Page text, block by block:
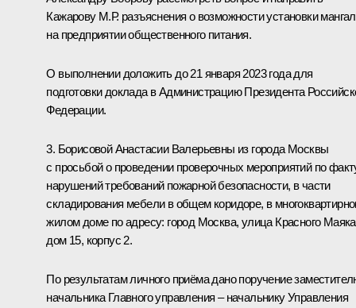
Кажарову М.Р. разъяснения о возможности установки
на предприятии общественного питания.
О выполнении доложить до 21 января 2023 года для
подготовки доклада в Администрацию Президента
Федерации.
3. Борисовой Анастасии Валерьевны из города Москвы
с просьбой о проведении проверочных мероприятий по
нарушений требований пожарной безопасности, в части
складирования мебели в общем коридоре, в
жилом доме по адресу: город Москва, улица Красного
дом 15, корпус 2.
По результатам личного приёма дано поручение
начальника Главного управления – начальнику Управления